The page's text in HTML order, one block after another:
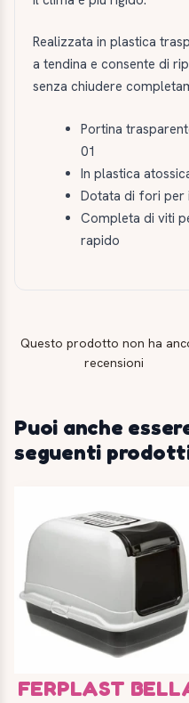
Realizzata in plastica
a tendina e consente di
senza chiudere
Portina
01
In plastica
Dotata di fori per
Completa di viti
rapido
Questo prodotto non ha
recensioni
Puoi anche
seguenti
FERPLAST